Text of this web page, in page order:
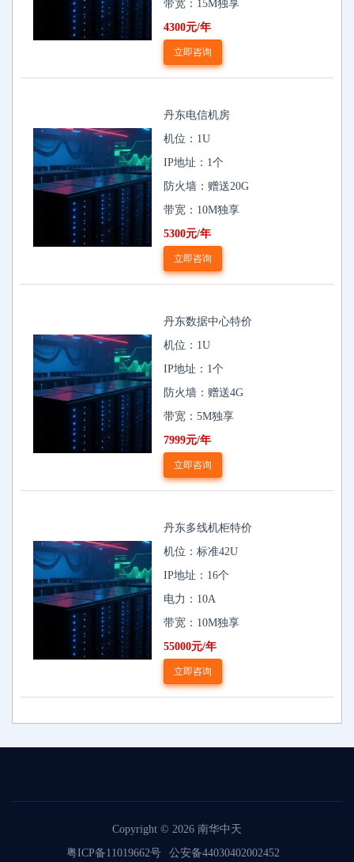
带宽：15M独享
4300元/年
立即咨询
丹东电信机房
机位：1U
IP地址：1个
防火墙：赠送20G
带宽：10M独享
5300元/年
立即咨询
丹东数据中心特价
机位：1U
IP地址：1个
防火墙：赠送4G
带宽：5M独享
7999元/年
立即咨询
丹东多线机柜特价
机位：标准42U
IP地址：16个
电力：10A
带宽：10M独享
55000元/年
立即咨询
Copyright © 2026 南华中天
粤ICP备11019662号
公安备44030402002452